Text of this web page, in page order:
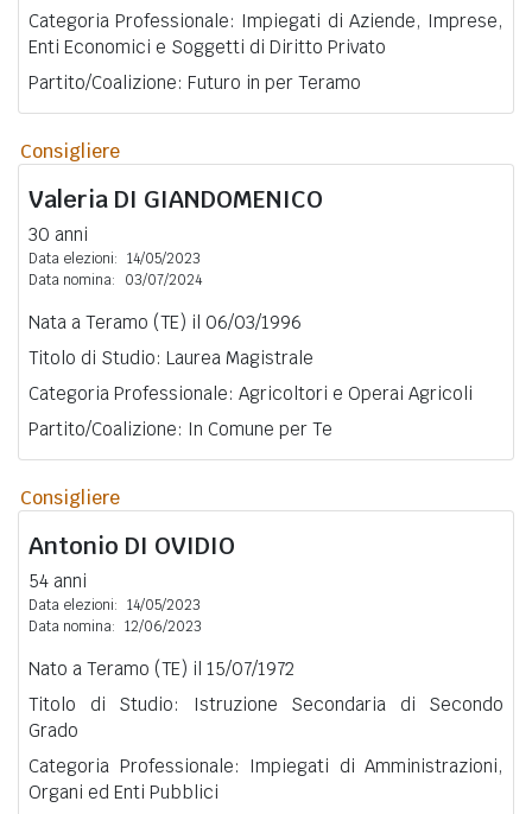
Categoria Professionale: Impiegati di Aziende, Imprese,
Enti Economici e Soggetti di Diritto Privato
Partito/Coalizione: Futuro in per Teramo
Consigliere
Valeria DI GIANDOMENICO
30 anni
Data elezioni: 14/05/2023
Data nomina:
03/07/2024
Nata a Teramo (TE) il 06/03/1996
Titolo di Studio: Laurea Magistrale
Categoria Professionale: Agricoltori e Operai Agricoli
Partito/Coalizione: In Comune per Te
Consigliere
Antonio DI OVIDIO
54 anni
Data elezioni: 14/05/2023
Data nomina: 12/06/2023
Nato a Teramo (TE) il 15/07/1972
Titolo di Studio: Istruzione Secondaria di Secondo
Grado
Categoria Professionale: Impiegati di Amministrazioni,
Organi ed Enti Pubblici